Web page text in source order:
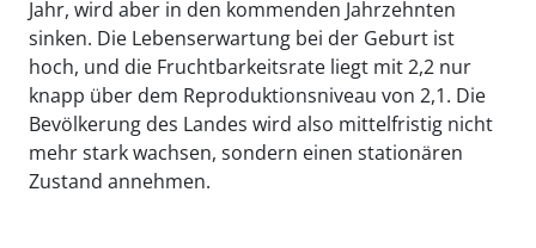
Jahr, wird aber in den kommenden Jahrzehnten
sinken. Die Lebenserwartung bei der Geburt ist
hoch, und die Fruchtbarkeitsrate liegt mit 2,2 nur
knapp über dem Reproduktionsniveau von 2,1. Die
Bevölkerung des Landes wird also mittelfristig nicht
mehr stark wachsen, sondern einen stationären
Zustand annehmen.